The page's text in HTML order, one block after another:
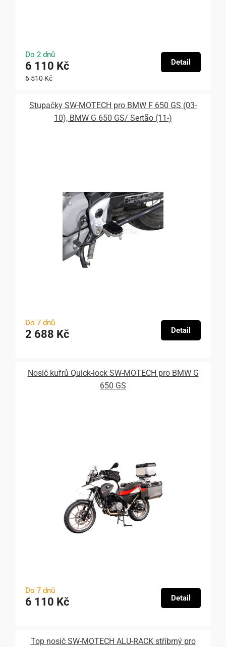
Do 2 dnů
6 110 Kč
6 510 Kč
Detail
Stupačky SW-MOTECH pro BMW F 650 GS (03-
10), BMW G 650 GS/ Sertão (11-)
Do 7 dnů
2 688 Kč Detail
Nosič kufrů Quick-lock SW-MOTECH pro BMW G
650 GS
Do 7 dnů
6 110 Kč Detail
Top nosič SW-MOTECH ALU-RACK stříbrný pro